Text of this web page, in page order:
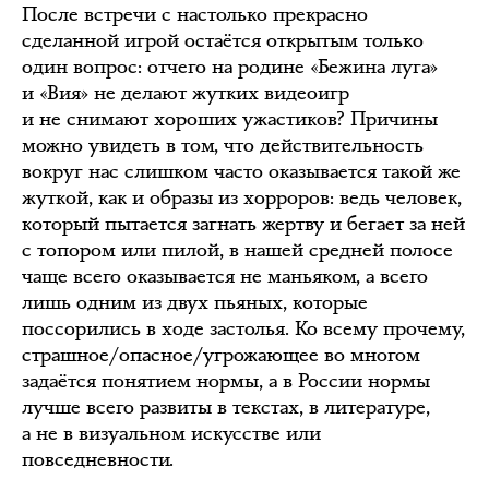
После встречи с настолько прекрасно
сделанной игрой остаётся открытым только
один вопрос: отчего на родине «Бежина луга»
и «Вия» не делают жутких видеоигр
и не снимают хороших ужастиков? Причины
можно увидеть в том, что действительность
вокруг нас слишком часто оказывается такой же
жуткой, как и образы из хорроров: ведь человек,
который пытается загнать жертву и бегает за ней
с топором или пилой, в нашей средней полосе
чаще всего оказывается не маньяком, а всего
лишь одним из двух пьяных, которые
поссорились в ходе застолья. Ко всему прочему,
страшное/опасное/угрожающее во многом
задаётся понятием нормы, а в России нормы
лучше всего развиты в текстах, в литературе,
а не в визуальном искусстве или
повседневности.